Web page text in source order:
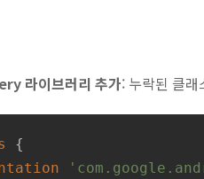
라이브러리 추가: 누락된 클
{